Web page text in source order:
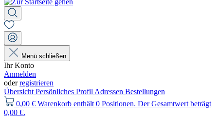
Menü schließen
Ihr Konto
Anmelden
oderregistrieren
Übersicht Persönliches Profil Adressen Bestellungen
0,00 € Warenkorb enthält 0 Positionen. Der Gesamtwert beträgt
0,00 €.